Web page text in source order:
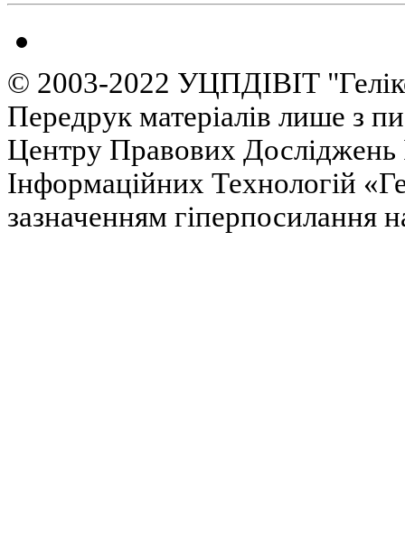
© 2003-2022 УЦПДІВІТ
Передрук матеріалів лише з
Центру Правових Досліджень
Інформаційних Технологій
зазначенням гіперпосилання